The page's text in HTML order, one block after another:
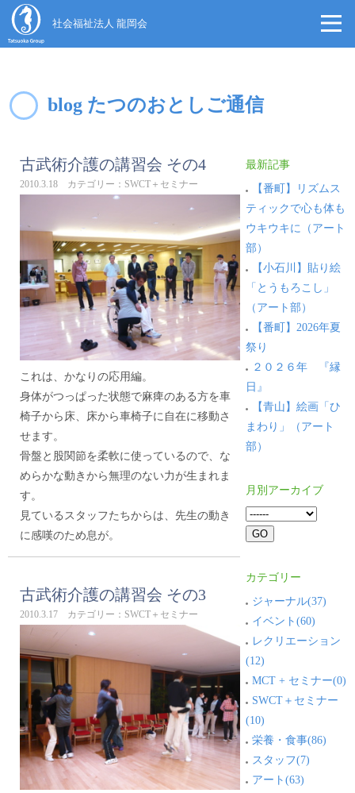
社会福祉法人 龍岡会
blog たつのおとしご通信
古武術介護の講習会 その4
2010.3.18 カテゴリー：SWCT＋セミナー
これは、かなりの応用編。
身体がつっぱった状態で麻痺のある方を車
椅子から床、床から車椅子に自在に移動さ
せます。
骨盤と股関節を柔軟に使っているので、な
めらかな動きから無理のない力が生まれま
す。
見ているスタッフたちからは、先生の動き
に感嘆のため息が。
古武術介護の講習会 その3
2010.3.17 カテゴリー：SWCT＋セミナー
最新記事
【番町】リズムス
ティックで心も体も
ウキウキに（アート
部）
【小石川】貼り絵
「とうもろこし」
（アート部）
【番町】2026年夏
祭り
２０２６年 『縁
日』
【青山】絵画「ひ
まわり」（アート
部）
月別アーカイブ
カテゴリー
ジャーナル(37)
イベント(60)
レクリエーション
(12)
MCT + セミナー(0)
SWCT＋セミナー
(10)
栄養・食事(86)
スタッフ(7)
アート(63)